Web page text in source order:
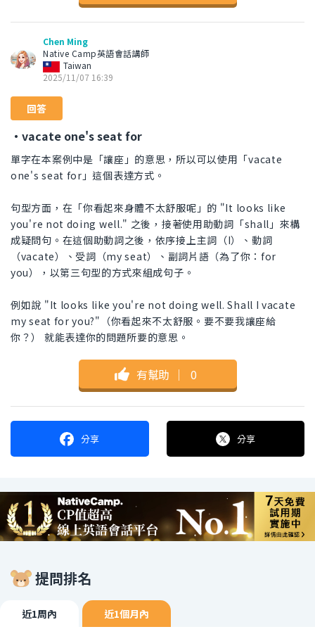
Chen Ming
Native Camp英語會話講師
Taiwan
2025/11/07 16:39
回答
・vacate one's seat for
單字在本案例中是「讓座」的意思，所以可以使用「vacate
one's seat for」這個表達方式。
句型方面，在「你看起來身體不太舒服呢」的 "It looks like
you're not doing well." 之後，接著使用助動詞「shall」來構
成疑問句。在這個助動詞之後，依序接上主詞（I）、動詞
（vacate）、受詞（my seat）、副詞片語（為了你：for
you），以第三句型的方式來組成句子。
例如說 "It looks like you're not doing well. Shall I vacate
my seat for you?"（你看起來不太舒服。要不要我讓座給
你？） 就能表達你的問題所要的意思。
有幫助 ｜ 0
分享 分享
提問排名
近1周內 近1個月內